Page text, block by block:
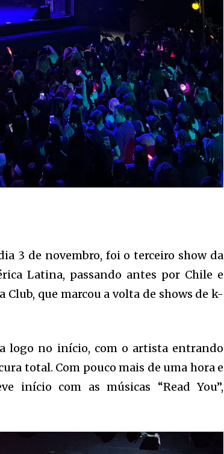
3 de novembro, foi o terceiro show da
Latina, passando antes por Chile e
Club, que marcou a volta de shows de k-
logo no início, com o artista entrando
total. Com pouco mais de uma hora e
início com as músicas “Read You”,